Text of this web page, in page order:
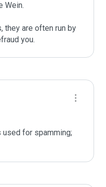
Wein.
they are often run by
you.
for spamming;